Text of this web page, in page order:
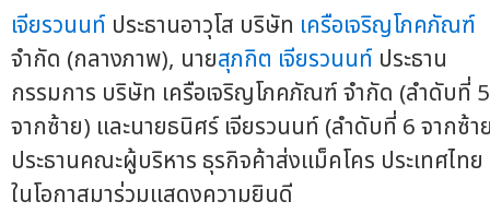
เจียรวนนท์ ประธานอาวุโส บริษัท เครือเจริญโภคภัณฑ์
จำกัด (กลางภาพ), นายสุภกิต เจียรวนนท์ ประธาน
กรรมการ บริษัท เครือเจริญโภคภัณฑ์ จำกัด (ลำดับที่ 5
จากซ้าย) และนายธนิศร์ เจียรวนนท์ (ลำดับที่ 6 จากซ้า
ประธานคณะผู้บริหาร ธุรกิจค้าส่งแม็คโคร ประเทศไทย
ในโอกาสมาร่วมแสดงความยินดี